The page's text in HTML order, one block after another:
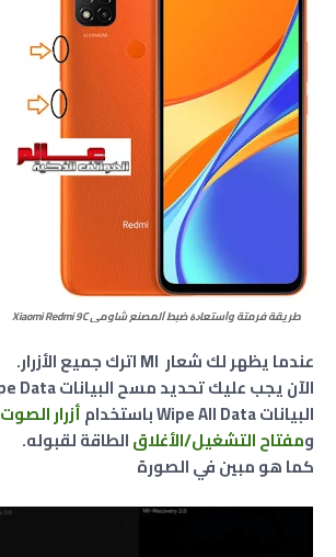
طريقة فرمتة وﺍﺳﺘﻌﺎﺩﺓ ﺿﺒﻂ ﺍﻟﻤﺼﻨﻊ شاومي Xiaomi Redmi 9C
عندما يظهر لك شعار MI اترك جميع الأزرار.
البيانات Wipe All Data باستخدام
أزرار الصوت
ومفتاح التشغيل/الأغلاقالطاقة لقبوله.
كما هو مبين في الصورة